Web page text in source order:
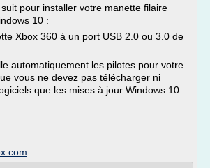
pour installer votre manette filaire
10 :
Xbox 360 à un port USB 2.0 ou 3.0 de
automatiquement les pilotes pour votre
vous ne devez pas télécharger ni
que les mises à jour Windows 10.